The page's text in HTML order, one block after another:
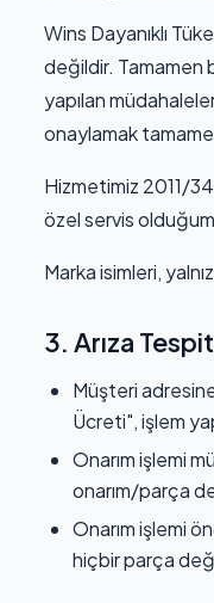
Wins Dayanıklı
değildir. Tamamen
yapılan
onaylamak
Hizmetimiz 2011/
özel servis
Marka isimleri,
3. Arıza
Müşteri
Ücreti", işlem
Onarım işlemi
onarım/parça
Onarım işlemi
hiçbir parça